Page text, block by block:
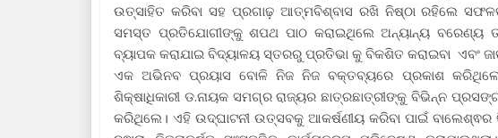
ଉତ୍ସାହିତ କରିବା ସହ ପ୍ରଗାଢ଼ ଆତ୍ମବିଶ୍ବାସ ରଖି ନିଷ୍ଠା ରହିଲେ
ସମସ୍ତ ପ୍ରତିଯୋଗୀଙ୍କୁ ଶପଥ ପାଠ କରାଇଥିଲେ ଅନ୍ୟାନ୍ୟ ବରେଣ୍ୟ
ବ୍ୟାପକ କରାଯାଇ ବିଦ୍ୟାଳୟ ସ୍ତରରୁ ପ୍ରତିଭା କୁ ବିକଶିତ କରାଇବା ଏବଂ
ଏକ ଅଭିନବ ପ୍ରୟାସ ବୋଳି ନିଜ ନିଜ ବକ୍ତବ୍ୟରେ ପ୍ରକାଶ
ଶିକ୍ଷାଧିକାରୀ ଡ.ନାୟକ ସମଗ୍ର ରାଜ୍ୟର ଛାତ୍ରଛାତ୍ରୀଙ୍କୁ ବିଭିନ୍ନ
କରିଥିଲେ। ଏହି ଉଦ୍ଘାଟନୀ ଉତ୍ସବକୁ ଆକର୍ଷଣୀୟ କରିବା ପାଇଁ ବାଲେଶ୍ଵର